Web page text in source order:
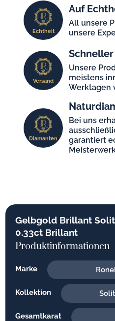
Echtheit
Auf
All unsere
unsere
Versand
Unsere
meistens
Werktagen
Diamanten
Bei uns
garantiert
Gelbgold Brillant
0.33ct Brillant
Produktinformationen
Marke
Kollektion
Gesamtkarat